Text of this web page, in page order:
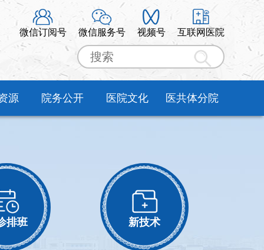
微信订阅号 微信服务号 视频号 互联网医院
源 院务公开 医院文化 医共体分院
排班 新技术